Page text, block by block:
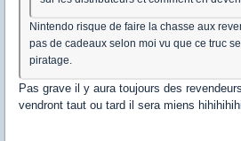
Nintendo risque de faire la chasse aux
pas de cadeaux selon moi vu que ce truc
piratage.
Pas grave il y aura toujours des
vendront taut ou tard il sera miens hihihihihi